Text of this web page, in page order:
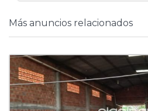
Más anuncios relacionados